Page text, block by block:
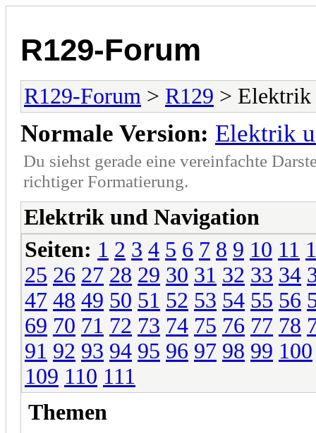
R129-Forum
R129-Forum > R129 > Elektrik
Normale Version: Elektrik
Du siehst gerade eine vereinfachte
richtiger Formatierung.
Elektrik und Navigation
Seiten: 1 2 3 4 5 6 7 8 9 10 11
25 26 27 28 29 30 31 32 33 34
47 48 49 50 51 52 53 54 55 56
69 70 71 72 73 74 75 76 77 78
91 92 93 94 95 96 97 98 99 100
109 110 111
Themen